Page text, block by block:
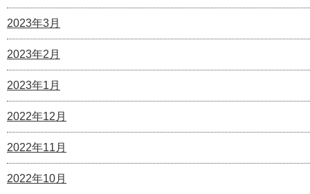
2023年3月
2023年2月
2023年1月
2022年12月
2022年11月
2022年10月